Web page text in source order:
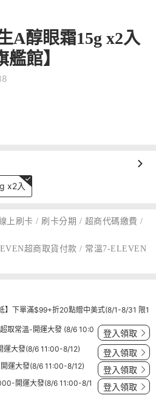
A醇眼霜15g x2入
館】
x2入
上刷卡 / 刷卡分期 / 超商代碼繳費 /
超商取貨付款 / 常溫7-ELEVEN
】下單滿$99+折20點贈中美式(8/1-8/31 限1
取常溫-開運大發 (8/6 10:0
登入領取
大發(8/6 11:00-8/12) 登入領取
運大發(8/6 11:00-8/12) 登入領取
開運大發(8/6 11:00-8/1
登入領取